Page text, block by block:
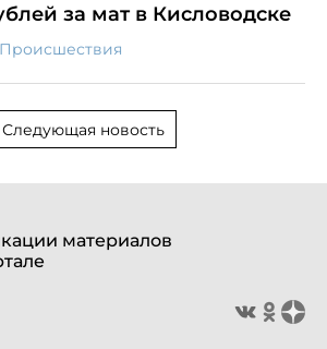
за мат в Кисловодске
Происшествия
Следующая новость
материалов